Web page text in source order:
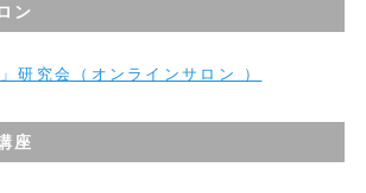
ン
研究会（オンラインサロン ）
座